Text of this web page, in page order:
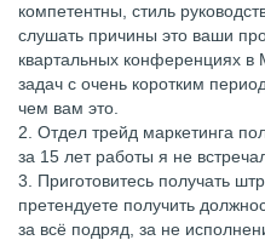
компетентны, стиль
слушать причины это ваши
квартальных конференциях в
задач с очень коротким
чем вам это.
2. Отдел трейд маркетинга
за 15 лет работы я не
3. Приготовитесь получать
претендуете получить
за всё подряд, за не